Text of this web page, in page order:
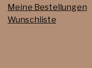
Meine Bestellungen
Wunschliste